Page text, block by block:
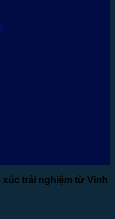
xúc trải nghiệm từ Vinh